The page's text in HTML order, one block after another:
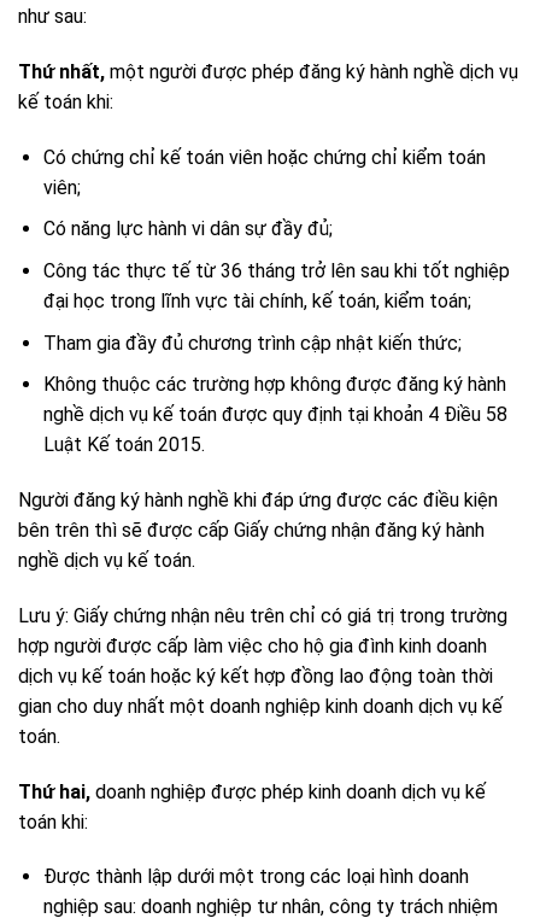
như sau:
Thứ nhất, một người được phép đăng ký hành nghề dịch vụ
kế toán khi:
Có chứng chỉ kế toán viên hoặc chứng chỉ kiểm toán
viên;
Có năng lực hành vi dân sự đầy đủ;
Công tác thực tế từ 36 tháng trở lên sau khi tốt nghiệp
đại học trong lĩnh vực tài chính, kế toán, kiểm toán;
Tham gia đầy đủ chương trình cập nhật kiến thức;
Không thuộc các trường hợp không được đăng ký hành
nghề dịch vụ kế toán được quy định tại khoản 4 Điều 58
Luật Kế toán 2015.
Người đăng ký hành nghề khi đáp ứng được các điều kiện
bên trên thì sẽ được cấp Giấy chứng nhận đăng ký hành
nghề dịch vụ kế toán.
Lưu ý: Giấy chứng nhận nêu trên chỉ có giá trị trong trường
hợp người được cấp làm việc cho hộ gia đình kinh doanh
dịch vụ kế toán hoặc ký kết hợp đồng lao động toàn thời
gian cho duy nhất một doanh nghiệp kinh doanh dịch vụ kế
toán.
Thứ hai, doanh nghiệp được phép kinh doanh dịch vụ kế
toán khi:
Được thành lập dưới một trong các loại hình doanh
nghiệp sau: doanh nghiệp tư nhân, công ty trách nhiệm